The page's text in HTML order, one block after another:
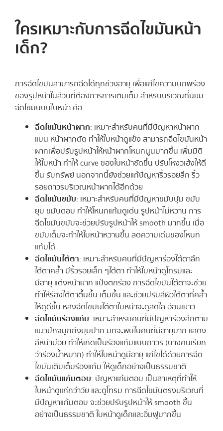
ใครเหมาะกับการฉีดไขมันหน้า
เด็ก?
การฉีดไขมันสามารถฉีดได้ทุกช่วงอายุ เพื่อแก้ไขความบกพร่อง
ของรูปหน้าในส่วนที่ต้องการการเติมเต็ม สำหรับบริเวณที่นิยม
ฉีดไขมันบนใบหน้า คือ
ฉีดไขมันหน้าผาก: เหมาะสำหรับคนที่มีปัญหาหน้าผาก
แบน หน้าผากตัด ทำให้ใบหน้าดูแข็ง สามารถฉีดไขมันหน้า
ผากเพื่อปรับรูปหน้าให้หน้าผากโหนกนูนมากขึ้น เพิ่มมิติ
ให้ใบหน้า ทำให้ curve ของใบหน้าชัดขึ้น ปรับโหงวเฮ้งให้ดี
ขึ้น รับทรัพย์ นอกจากนี้ยังช่วยแก้ปัญหาริ้วรอยลึก ริ้ว
รอยถาวรบริเวณหน้าผากได้อีกด้วย
ฉีดไขมันขมับ: เหมาะสำหรับคนที่มีปัญหาขมับบุ๋ม ขมับ
ยุบ ขมับตอบ ทำให้โหนกแก้มดูเด่น รูปหน้าไม่หวาน การ
ฉีดไขมันขมับจะช่วยปรับรูปหน้าให้ smooth มากขึ้น เมื่อ
ขมับเต็มจะทำให้ใบหน้าหวานขึ้น ลดความเด่นของโหนก
แก้มได้
ฉีดไขมันใต้ตา: เหมาะสำหรับคนที่มีปัญหาร่องใต้ตาลึก
ใต้ตาคล้ำ มีริ้วรอยเล็ก ๆใต้ตา ทำให้ใบหน้าดูโทรมและ
มีอายุ แต่งหน้ายาก แป้งตกร่อง การฉีดไขมันใต้ตาจะช่วย
ทำให้ร่องใต้ตาตื้นขึ้น เต็มขึ้น และช่วยปรับสีผิวใต้ตาที่คล้ำ
ให้ดูดีขึ้น หลังฉีดไขมันใต้ตาใบหน้าจะดูสดใส อ่อนเยาว์
ฉีดไขมันร่องแก้ม: เหมาะสำหรับคนที่มีปัญหาร่องลึกตาม
แนวปีกจมูกถึงมุมปาก มักจะพบในคนที่มีอายุมาก แสดง
สีหน้าบ่อย ทำให้เกิดเป็นร่องแก้มแบบถาวร (บางคนเรียก
ว่าร่องน้ำหมาก) ทำให้ใบหน้าดูมีอายุ แก้ไขได้ด้วยการฉีด
ไขมันเติมเต็มร่องแก้ม ให้ดูเด็กอย่างเป็นธรรมชาติ
ฉีดไขมันแก้มตอบ: ปัญหาแก้มตอบ เป็นสาเหตุที่ทำให้
ใบหน้าดูแก่กว่าวัย และดูโทรม การฉีดไขมันตรงบริเวณที่
มีปัญหาแก้มตอบ จะช่วยปรับรูปหน้าให้ smooth ขึ้น
อย่างเป็นธรรมชาติ ใบหน้าดูเด็กและอิ่มฟูมากขึ้น